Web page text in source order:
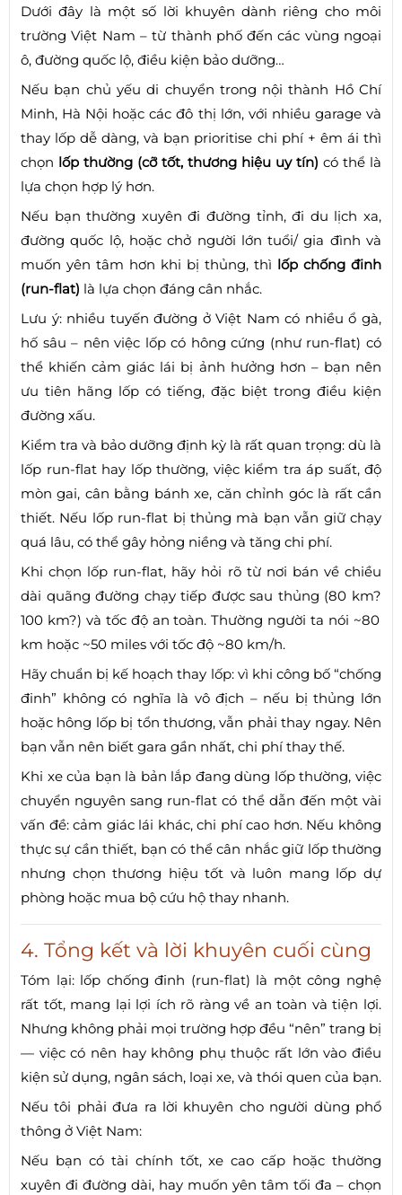
Dưới đây là một số lời khuyên dành riêng cho môi
trường Việt Nam – từ thành phố đến các vùng ngoại
ô, đường quốc lộ, điều kiện bảo dưỡng…
Nếu bạn chủ yếu di chuyển trong nội thành Hồ Chí
Minh, Hà Nội hoặc các đô thị lớn, với nhiều garage và
thay lốp dễ dàng, và bạn prioritise chi phí + êm ái thì
chọn lốp thường (cỡ tốt, thương hiệu uy tín) có thể là
lựa chọn hợp lý hơn.
Nếu bạn thường xuyên đi đường tỉnh, đi du lịch xa,
đường quốc lộ, hoặc chở người lớn tuổi/ gia đình và
muốn yên tâm hơn khi bị thủng, thì lốp chống đinh
(run-flat) là lựa chọn đáng cân nhắc.
Lưu ý: nhiều tuyến đường ở Việt Nam có nhiều ổ gà,
hố sâu – nên việc lốp có hông cứng (như run-flat) có
thể khiến cảm giác lái bị ảnh hưởng hơn – bạn nên
ưu tiên hãng lốp có tiếng, đặc biệt trong điều kiện
đường xấu.
Kiểm tra và bảo dưỡng định kỳ là rất quan trọng: dù là
lốp run-flat hay lốp thường, việc kiểm tra áp suất, độ
mòn gai, cân bằng bánh xe, căn chỉnh góc là rất cần
thiết. Nếu lốp run-flat bị thủng mà bạn vẫn giữ chạy
quá lâu, có thể gây hỏng niềng và tăng chi phí.
Khi chọn lốp run-flat, hãy hỏi rõ từ nơi bán về chiều
dài quãng đường chạy tiếp được sau thủng (80 km?
100 km?) và tốc độ an toàn. Thường người ta nói ~80
km hoặc ~50 miles với tốc độ ~80 km/h.
Hãy chuẩn bị kế hoạch thay lốp: vì khi công bố “chống
đinh” không có nghĩa là vô địch – nếu bị thủng lớn
hoặc hông lốp bị tổn thương, vẫn phải thay ngay. Nên
bạn vẫn nên biết gara gần nhất, chi phí thay thế.
Khi xe của bạn là bản lắp đang dùng lốp thường, việc
chuyển nguyên sang run-flat có thể dẫn đến một vài
vấn đề: cảm giác lái khác, chi phí cao hơn. Nếu không
thực sự cần thiết, bạn có thể cân nhắc giữ lốp thường
nhưng chọn thương hiệu tốt và luôn mang lốp dự
phòng hoặc mua bộ cứu hộ thay nhanh.
4. Tổng kết và lời khuyên cuối cùng
Tóm lại: lốp chống đinh (run-flat) là một công nghệ
rất tốt, mang lại lợi ích rõ ràng về an toàn và tiện lợi.
Nhưng không phải mọi trường hợp đều “nên” trang bị
— việc có nên hay không phụ thuộc rất lớn vào điều
kiện sử dụng, ngân sách, loại xe, và thói quen của bạn.
Nếu tôi phải đưa ra lời khuyên cho người dùng phổ
thông ở Việt Nam:
Nếu bạn có tài chính tốt, xe cao cấp hoặc thường
xuyên đi đường dài, hay muốn yên tâm tối đa – chọn